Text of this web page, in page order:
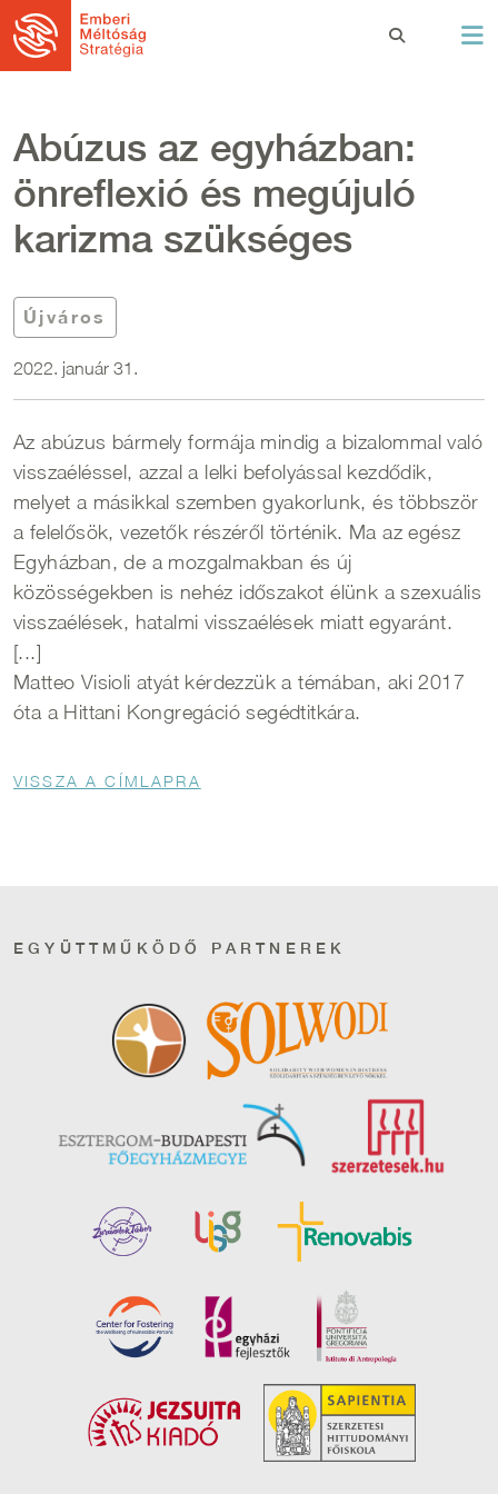
Ugrás a tartalomra
Abúzus az egyházban:
önreflexió és megújuló
karizma szükséges
Újváros
2022. január 31.
Az abúzus bármely formája mindig a bizalommal való
visszaéléssel, azzal a lelki befolyással kezdődik,
melyet a másikkal szemben gyakorlunk, és többször
a felelősök, vezetők részéről történik. Ma az egész
Egyházban, de a mozgalmakban és új
közösségekben is nehéz időszakot élünk a szexuális
visszaélések, hatalmi visszaélések miatt egyaránt.
[...]
Matteo Visioli atyát kérdezzük a témában, aki 2017
óta a Hittani Kongregáció segédtitkára.
Morzsa
VISSZA A CÍMLAPRA
EGYÜTTMŰKÖDŐ PARTNEREK